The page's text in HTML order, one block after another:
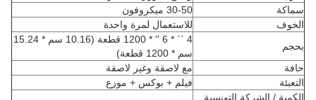
سماكة
30-50 ميكروفون
الخوف
للاستعمال لمرة واحدة
بحجم
4 `` * 6 '' * 1200 قطعة (10.16 سم * 15.24
سم * 1200 قطعة)
حافة
مع لاصقة وغير لاصقة
التعبئة
فيلم + بوكس ​​+ موزع
الكمية / الشركة التونسية